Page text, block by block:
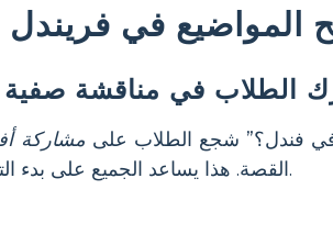
المواضيع في فريندل
الطلاب في مناقشة
في فندل؟” شجع الطلاب على مشاركة
القصة. هذا يساعد الجميع على بدء التفكير في الموضوعات معًا.